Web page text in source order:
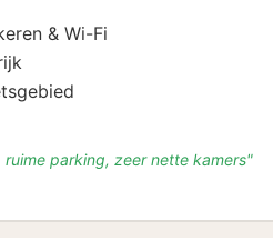
185
& Wi-Fi
ruime parking, zeer nette kamers"